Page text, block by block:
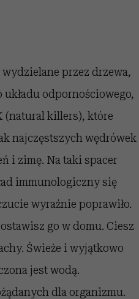
przez drzewa,
odpornościowego,
(natural killers), które
najczęstszych wędrówek
i zimę. Na taki spacer
immunologiczny się
wyraźnie poprawiło.
go w domu. Ciesz
Świeże i wyjątkowo
jest wodą.
dla organizmu.